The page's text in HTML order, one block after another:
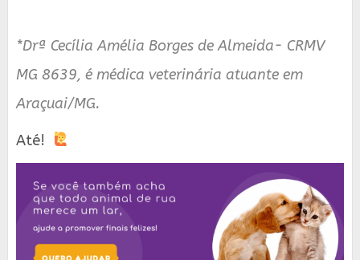
*Drª Cecília Amélia Borges de Almeida- CRMV
MG 8639, é médica veterinária atuante em
Araçuai/MG.
Até!